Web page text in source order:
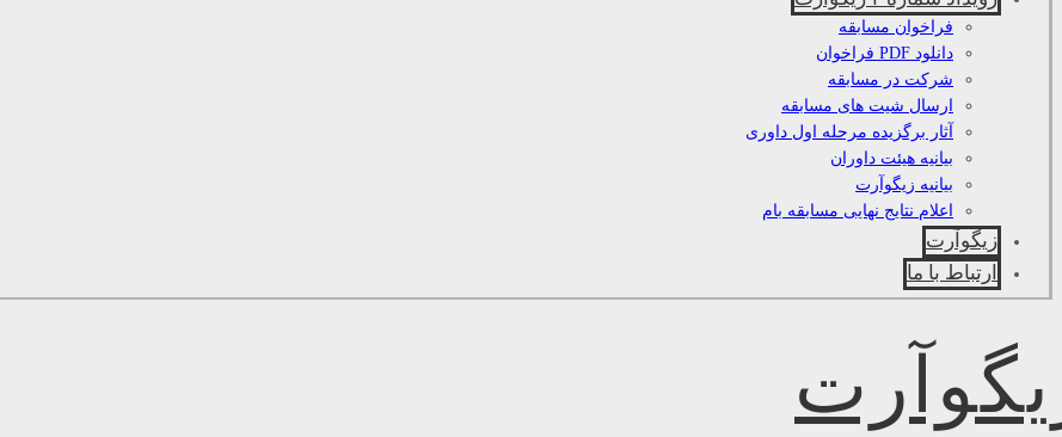
فراخوان مسابقه
دانلود PDF فراخوان
شرکت در مسابقه
ارسال شیت های مسابقه
آثار برگزیده مرحله اول داوری
بیانیه هیئت داوران
بیانیه زیگوآرت
اعلام نتایج نهایی مسابقه بام
زیگوآرت
ارتباط با ما